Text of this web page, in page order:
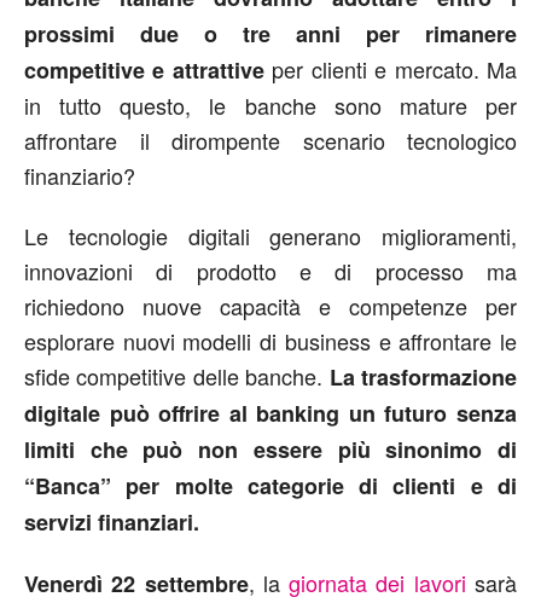
prossimi due o tre anni per rimanere
competitive e attrattiveper clienti e mercato. Ma
in tutto questo, le banche sono mature per
affrontare il dirompente scenario tecnologico
finanziario?
Le tecnologie digitali generano miglioramenti,
innovazioni di prodotto e di processo ma
richiedono nuove capacità e competenze per
esplorare nuovi modelli di business e affrontare le
sfide competitive delle banche. La trasformazione
digitale può offrire al banking un futuro senza
limiti che può non essere più sinonimo di
“Banca” per molte categorie di clienti e di
servizi finanziari.
Venerdì 22 settembre, lagiornata dei lavori sarà